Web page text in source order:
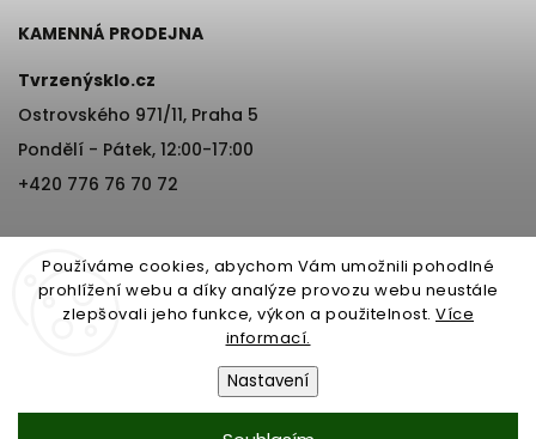
Používáme cookies, abychom Vám umožnili pohodlné
prohlížení webu a díky analýze provozu webu neustále
zlepšovali jeho funkce, výkon a použitelnost. Více
informací.
Nastavení
KAMENNÁ PRODEJNA
Tvrzenýsklo.cz
Ostrovského 971/11, Praha 5
Pondělí - Pátek, 12:00-17:00
+420 776 76 70 72
Shoptet| Design